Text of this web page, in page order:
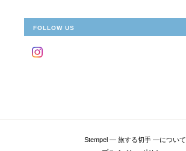
FOLLOW US
Stempel ― 旅する切手 ―について